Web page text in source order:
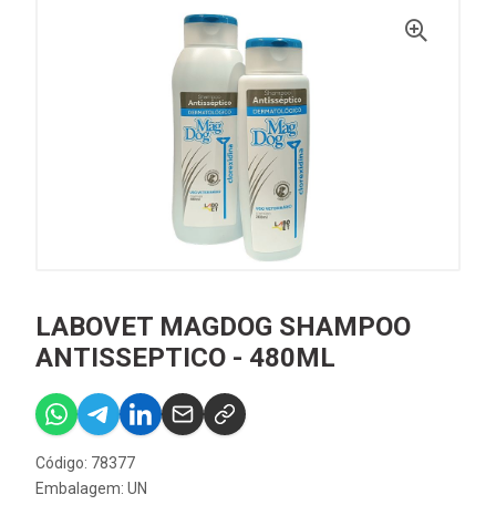
LABOVET MAGDOG SHAMPOO
ANTISSEPTICO - 480ML
Código: 78377
Embalagem: UN